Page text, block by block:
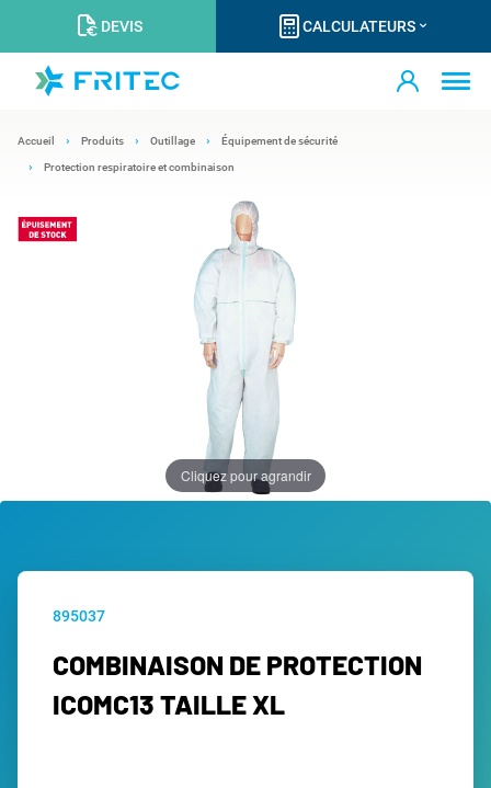
DEVIS CALCULATEURS
Accueil Produits Outillage Équipement de sécurité
Protection respiratoire et combinaison
Cliquez pour agrandir
895037
COMBINAISON DE PROTECTION
ICOMC13 TAILLE XL